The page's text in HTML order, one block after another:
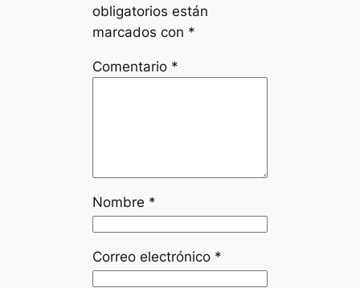
obligatorios están
marcados con *
Comentario *
Nombre *
Correo electrónico *